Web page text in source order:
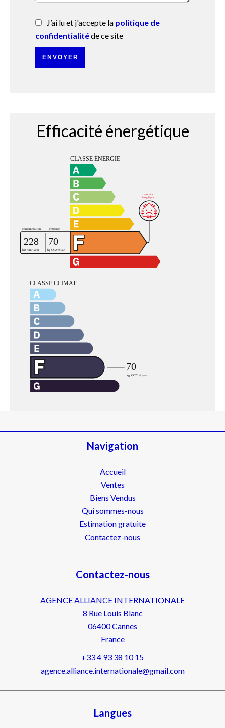
J’ai lu et j'accepte la politique de
confidentialitéde ce site
ENVOYER
Efficacité énergétique
Navigation
Accueil
Ventes
Biens Vendus
Qui sommes-nous
Estimation gratuite
Contactez-nous
Contactez-nous
AGENCE ALLIANCE INTERNATIONALE
8 Rue Louis Blanc
06400Cannes
France
+33 4 93 38 10 15
agence.alliance.internationale@gmail.com
Langues